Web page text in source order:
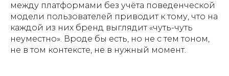
между платформами без учёта поведенческой
модели пользователей приводит к тому, что на
каждой из них бренд выглядит «чуть-чуть
неуместно». Вроде бы есть, но не с тем тоном,
не в том контексте, не в нужный момент.